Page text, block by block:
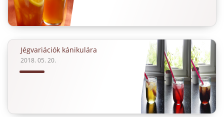
Jégvariációk kánikulára
2018. 05. 20.